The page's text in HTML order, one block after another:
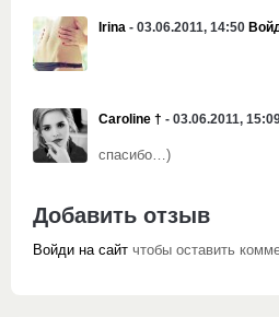
Irina - 03.06.2011, 14:50
Caroline † - 03.06.2011,
спасибо…)
Добавить отзыв
Войди на сайт чтобы оставить